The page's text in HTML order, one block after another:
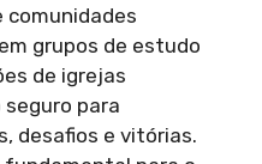
comunidades
grupos de estudo
de igrejas
para
desafios e vitórias.